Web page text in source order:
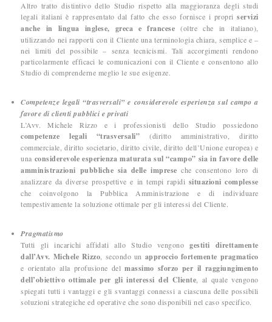
Altro tratto distintivo dello Studio rispetto alla maggioranza degli studi
legali italiani è rappresentato dal fatto che esso fornisce i propriservizi
anche in lingua inglese, greca e francese (oltre che in italiano),
utilizzando nei rapporti con il Cliente una terminologia chiara, semplice e –
nei limiti del possibile – senza tecnicismi. Tali accorgimenti rendono
particolarmente efficaci le comunicazioni con il Cliente e consentono allo
Studio di comprenderne meglio le sue esigenze.
Competenze legali “trasversali” e considerevole esperienza sul campo a
favore di clienti pubblici e privati
L’Avv. Michele Rizzo e i professionisti dello Studio possiedono
competenze legali “trasversali” (diritto amministrativo, diritto
commerciale, diritto societario, diritto civile, diritto dell’Unione europea) e
una considerevole esperienza maturata sul “campo” sia in favore delle
amministrazioni pubbliche sia delle imprese che consentono loro di
analizzare da diverse prospettive e in tempi rapidi situazioni complesse
che coinvolgono la Pubblica Amministrazione e di individuare
tempestivamente la soluzione ottimale per gli interessi del Cliente.
Pragmatismo
Tutti gli incarichi affidati allo Studio vengono gestiti direttamente
dall’Avv. Michele Rizzo , secondo un approccio fortemente pragmatico
e orientato alla profusione delmassimo sforzo per il raggiungimento
dell’obiettivo ottimale per gli interessi del Cliente , al quale vengono
spiegati tutti i vantaggi e gli svantaggi connessi a ciascuna delle possibili
soluzioni strategiche ed operative che sono disponibili nel caso specifico.